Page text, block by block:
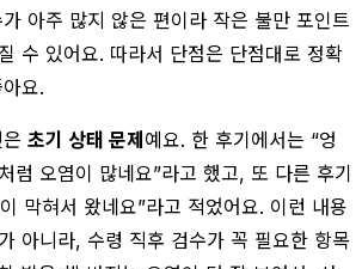
아주 많지 않은 편이라 작은 불만 포인트
수 있어요. 따라서 단점은 단점대로 정확
요.
초기 상태 문제예요. 한 후기에서는 “엉
럼 오염이 많네요”라고 했고, 또 다른 후기
막혀서 왔네요”라고 적었어요. 이런 내용
아니라, 수령 직후 검수가 꼭 필요한 항목